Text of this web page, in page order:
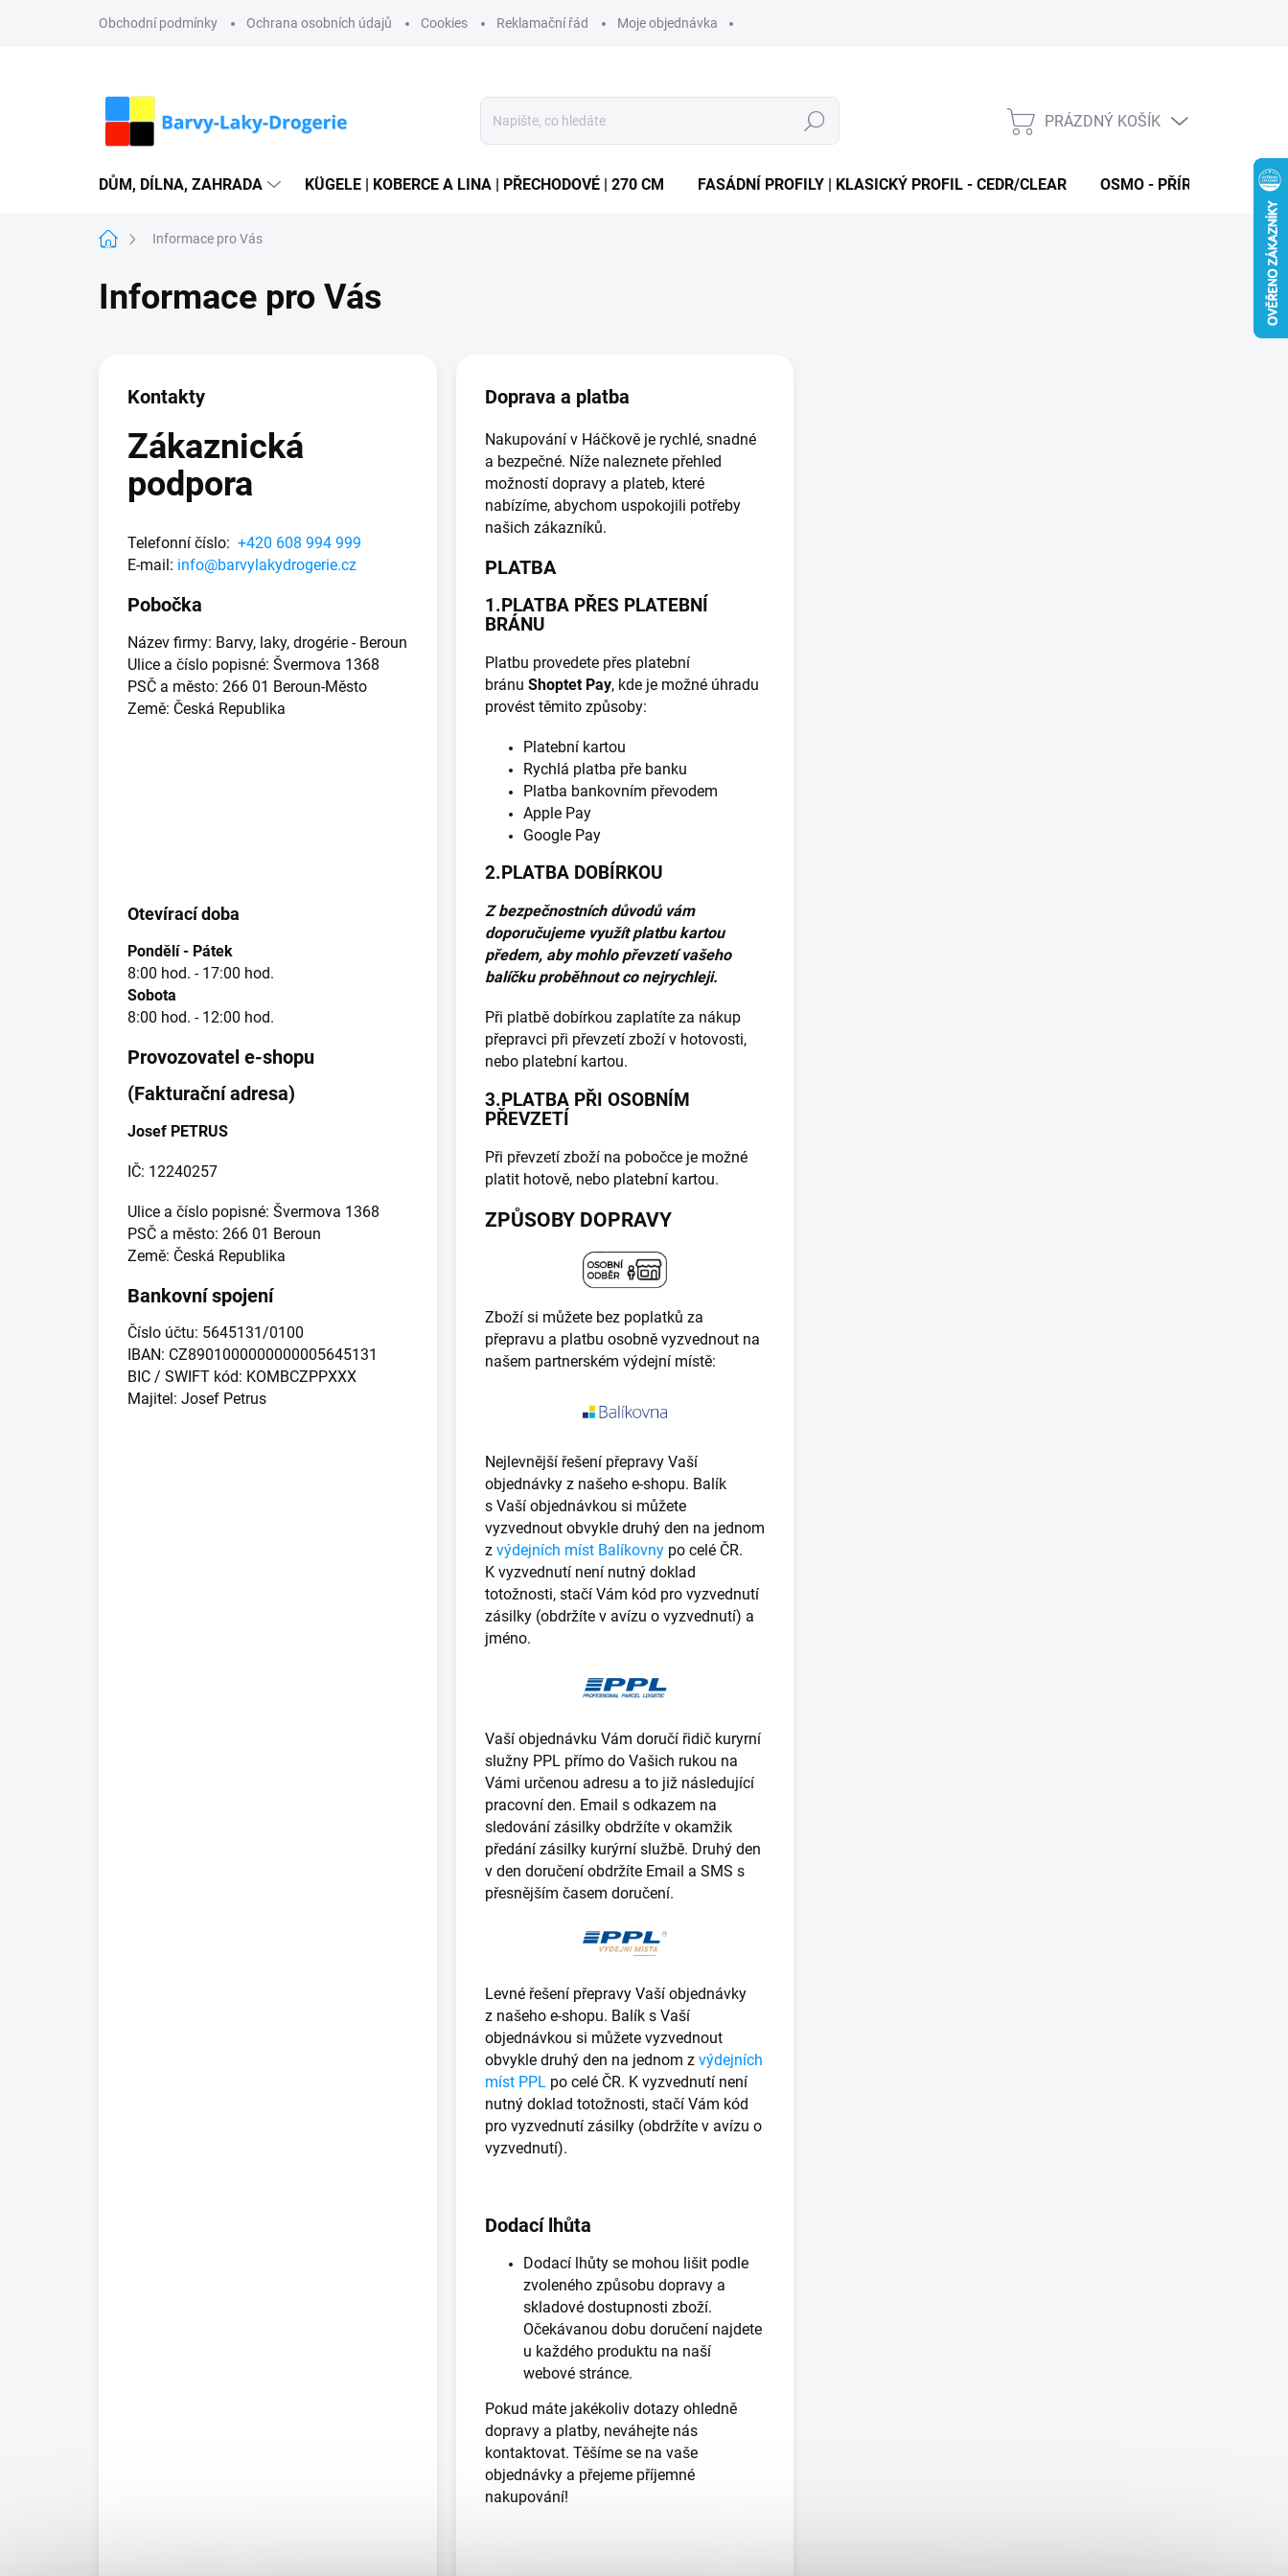
Obchodní podmínky Ochrana osobních údajů Cookies Reklamační řád Moje objednávka
Hledat
NÁKUPNÍ
PRÁZDNÝ KOŠÍK
DŮM, DÍLNA, ZAHRADA KÜGELE | KOBERCE A LINA | PŘECHODOVÉ | 270 CM FASÁDNÍ PROFILY | KLASICKÝ PROFIL - CEDR/CLEAR OSMO - PŘÍRODNÍ OLEJE
Domů Informace pro Vás
Informace pro Vás
Kontakty
Zákaznická
podpora
Telefonní číslo: +420 608 994 999
E-mail: info@barvylakydrogerie.cz
Pobočka
Název firmy: Barvy, laky, drogérie - Beroun
Ulice a číslo popisné: Švermova 1368
PSČ a město: 266 01 Beroun-Město
Země: Česká Republika
Otevírací doba
Pondělí - Pátek
8:00 hod. - 17:00 hod.
Sobota
8:00 hod. - 12:00 hod.
Provozovatel e-shopu
(Fakturační adresa)
Josef PETRUS
IČ: 12240257
Ulice a číslo popisné: Švermova 1368
PSČ a město: 266 01 Beroun
Země: Česká Republika
Bankovní spojení
Číslo účtu: 5645131/0100
IBAN: CZ8901000000000005645131
BIC / SWIFT kód: KOMBCZPPXXX
Majitel: Josef Petrus
Doprava a platba
Nakupování v Háčkově je rychlé, snadné
a bezpečné. Níže naleznete přehled
možností dopravy a plateb, které
nabízíme, abychom uspokojili potřeby
našich zákazníků.
PLATBA
1.PLATBA PŘES PLATEBNÍ
BRÁNU
Platbu provedete přes platební
bránu Shoptet Pay, kde je možné úhradu
provést těmito způsoby:
Platební kartou
Rychlá platba pře banku
Platba bankovním převodem
Apple Pay
Google Pay
2.PLATBA DOBÍRKOU
Z bezpečnostních důvodů vám
doporučujeme využít platbu kartou
předem, aby mohlo převzetí vašeho
balíčku proběhnout co nejrychleji.
Při platbě dobírkou zaplatíte za nákup
přepravci při převzetí zboží v hotovosti,
nebo platební kartou.
3.PLATBA PŘI OSOBNÍM
PŘEVZETÍ
Při převzetí zboží na pobočce je možné
platit hotově, nebo platební kartou.
ZPŮSOBY DOPRAVY
Zboží si můžete bez poplatků za
přepravu a platbu osobně vyzvednout na
našem partnerském výdejní místě:
Nejlevnější řešení přepravy Vaší
objednávky z našeho e-shopu. Balík
s Vaší objednávkou si můžete
vyzvednout obvykle druhý den na jednom
z výdejních míst Balíkovnypo celé ČR.
K vyzvednutí není nutný doklad
totožnosti, stačí Vám kód pro vyzvednutí
zásilky (obdržíte v avízu o vyzvednutí) a
jméno.
Vaší objednávku Vám doručí řidič kuryrní
služny PPL přímo do Vašich rukou na
Vámi určenou adresu a to již následující
pracovní den. Email s odkazem na
sledování zásilky obdržíte v okamžik
předání zásilky kurýrní službě. Druhý den
v den doručení obdržíte Email a SMS s
přesnějším časem doručení.
Levné řešení přepravy Vaší objednávky
z našeho e-shopu. Balík s Vaší
objednávkou si můžete vyzvednout
obvykle druhý den na jednom z výdejních
míst PPLpo celé ČR. K vyzvednutí není
nutný doklad totožnosti, stačí Vám kód
pro vyzvednutí zásilky (obdržíte v avízu o
vyzvednutí).
Dodací lhůta
Dodací lhůty se mohou lišit podle
zvoleného způsobu dopravy a
skladové dostupnosti zboží.
Očekávanou dobu doručení najdete
u každého produktu na naší
webové stránce.
Pokud máte jakékoliv dotazy ohledně
dopravy a platby, neváhejte nás
kontaktovat. Těšíme se na vaše
objednávky a přejeme příjemné
nakupování!